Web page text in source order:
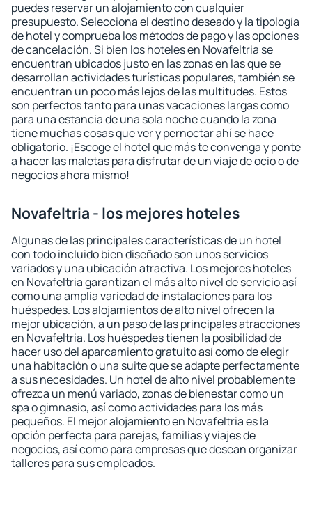
puedes reservar un alojamiento con cualquier
presupuesto. Selecciona el destino deseado y la tipología
de hotel y comprueba los métodos de pago y las opciones
de cancelación. Si bien los hoteles en Novafeltria se
encuentran ubicados justo en las zonas en las que se
desarrollan actividades turísticas populares, también se
encuentran un poco más lejos de las multitudes. Estos
son perfectos tanto para unas vacaciones largas como
para una estancia de una sola noche cuando la zona
tiene muchas cosas que ver y pernoctar ahí se hace
obligatorio. ¡Escoge el hotel que más te convenga y ponte
a hacer las maletas para disfrutar de un viaje de ocio o de
negocios ahora mismo!
Novafeltria - los mejores hoteles
Algunas de las principales características de un hotel
con todo incluido bien diseñado son unos servicios
variados y una ubicación atractiva. Los mejores hoteles
en Novafeltria garantizan el más alto nivel de servicio así
como una amplia variedad de instalaciones para los
huéspedes. Los alojamientos de alto nivel ofrecen la
mejor ubicación, a un paso de las principales atracciones
en Novafeltria. Los huéspedes tienen la posibilidad de
hacer uso del aparcamiento gratuito así como de elegir
una habitación o una suite que se adapte perfectamente
a sus necesidades. Un hotel de alto nivel probablemente
ofrezca un menú variado, zonas de bienestar como un
spa o gimnasio, así como actividades para los más
pequeños. El mejor alojamiento en Novafeltria es la
opción perfecta para parejas, familias y viajes de
negocios, así como para empresas que desean organizar
talleres para sus empleados.